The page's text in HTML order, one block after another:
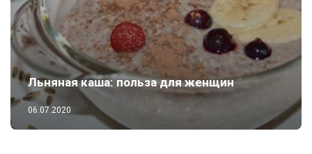
Льняная каша: польза для женщин
06.07.2020